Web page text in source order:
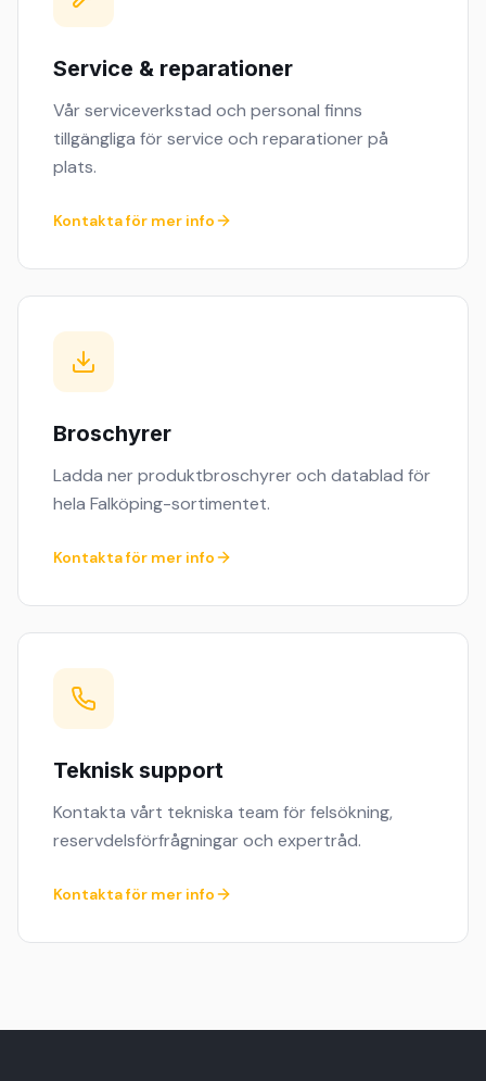
Service & reparationer
Vår serviceverkstad och personal finns
tillgängliga för service och reparationer på
plats.
Kontakta för mer info
Broschyrer
Ladda ner produktbroschyrer och datablad för
hela Falköping-sortimentet.
Kontakta för mer info
Teknisk support
Kontakta vårt tekniska team för felsökning,
reservdelsförfrågningar och expertråd.
Kontakta för mer info